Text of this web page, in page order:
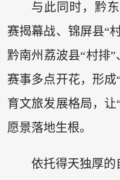
与此同时，黔
赛揭幕战、锦屏县“
黔南州荔波县“村排
赛事多点开花，形
育文旅发展格局，
愿景落地生根。
依托得天独厚